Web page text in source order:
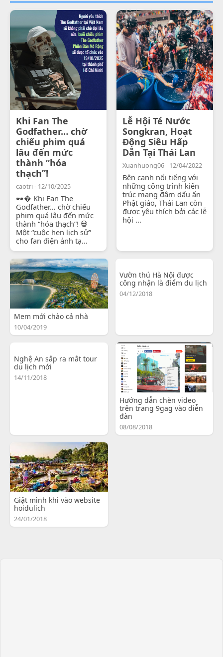
Khi Fan The
Godfather… chờ
chiếu phim quá
lâu đến mức
thành “hóa
thạch”!
caotri - 12/10/2025
🕶� Khi Fan The
Godfather… chờ chiếu
phim quá lâu đến mức
thành “hóa thạch”! 💀
Một “cuộc hẹn lịch sử”
cho fan điện ảnh tạ...
Lễ Hội Té Nước
Songkran, Hoạt
Động Siêu Hấp
Dẫn Tại Thái Lan
Xuanhuong06 - 12/04/2022
Bên cạnh nổi tiếng với
những công trình kiến
trúc mang đậm dấu ấn
Phật giáo, Thái Lan còn
được yêu thích bởi các lễ
hội ...
Mem mới chào cả nhà
10/04/2019
Vườn thú Hà Nội được
công nhận là điểm du lịch
04/12/2018
Nghệ An sắp ra mắt tour
du lịch mới
14/11/2018
Hướng dẫn chèn video
trên trang 9gag vào diễn
đàn
08/08/2018
Giật mình khi vào website
hoidulich
24/01/2018